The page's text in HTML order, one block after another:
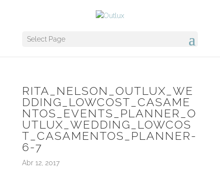
Select Page
RITA_NELSON_OUTLUX_WE
DDING_LOWCOST_CASAME
NTOS_EVENTS_PLANNER_O
UTLUX_WEDDING_LOWCOS
T_CASAMENTOS_PLANNER-
6-7
Abr 12, 2017